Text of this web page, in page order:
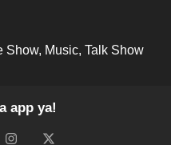
Show Music Talk Show
app ya!